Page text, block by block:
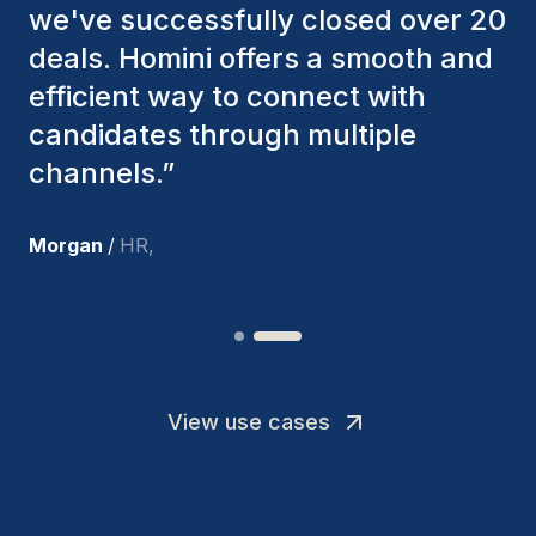
factors to ensure they present the
best candidates. The individuals
we've hired are still with us, and
I’m truly pleased with the new
team members.
Joakin / Deputy-AMLCO
View use cases